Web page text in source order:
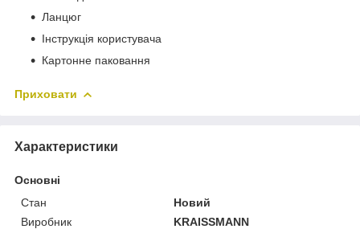
Ланцюг
Інструкція користувача
Картонне паковання
Приховати
Характеристики
Основні
Стан
Новий
Виробник
KRAISSMANN